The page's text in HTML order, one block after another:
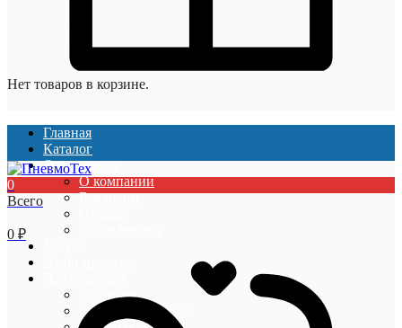
Нет товаров в корзине.
Главная
Каталог
О компании
О компании
Вакансии
Гарантии
Оплата и доставка
0
Всего
0 ₽